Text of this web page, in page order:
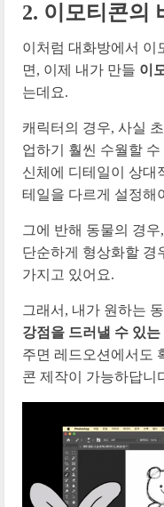
2. 이모티콘의
이처럼 대화방에서 이
면, 이제 내가 만들 이
는데요.
캐릭터의 경우, 사실
업하기 훨씬 수월할
신체에 디테일이 상대
테일을 다르게 설정해
그에 반해 동물의 경
단순하게 형상화할 경
가지고 있어요.
그래서, 내가 원하는
강점을 드러낼 수 있
주면 레드오션에서도
콘 제작이 가능하답니